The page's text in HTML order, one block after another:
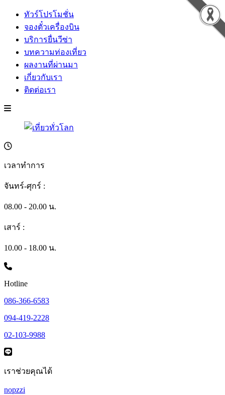
ทัวร์โปรโมชั่น
จองตั๋วเครื่องบิน
บริการยื่นวีซ่า
บทความท่องเที่ยว
ผลงานที่ผ่านมา
เกี่ยวกับเรา
ติดต่อเรา
เวลาทำการ
จันทร์-ศุกร์ :
08.00 - 20.00 น.
เสาร์ :
10.00 - 18.00 น.
Hotline
086-366-6583
094-419-2228
02-103-9988
เราช่วยคุณได้
nopzzi